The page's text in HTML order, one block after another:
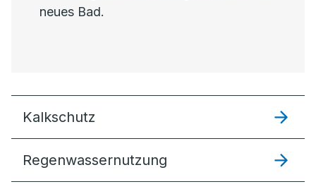
neues Bad.
Kalkschutz
Regenwassernutzung